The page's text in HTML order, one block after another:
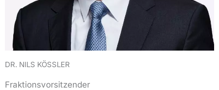
DR. NILS KÖSSLER
Fraktionsvorsitzender